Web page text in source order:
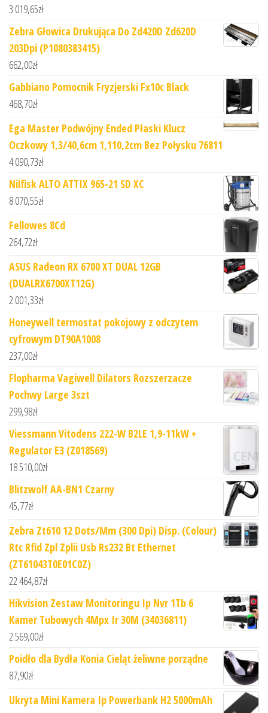
3 019,65zł
Zebra Głowica Drukująca Do Zd420D Zd620D
203Dpi (P1080383415)
662,00zł
Gabbiano Pomocnik Fryzjerski Fx10c Black
468,70zł
Ega Master Podwójny Ended Płaski Klucz
Oczkowy 1,3/40,6cm 1,110,2cm Bez Połysku 76811
4 090,73zł
Nilfisk ALTO ATTIX 965-21 SD XC
8 070,55zł
Fellowes 8Cd
264,72zł
ASUS Radeon RX 6700 XT DUAL 12GB
(DUALRX6700XT12G)
2 001,33zł
Honeywell termostat pokojowy z odczytem
cyfrowym DT90A1008
237,00zł
Flopharma Vagiwell Dilators Rozszerzacze
Pochwy Large 3szt
299,98zł
Viessmann Vitodens 222-W B2LE 1,9-11kW +
Regulator E3 (Z018569)
18 510,00zł
Blitzwolf AA-BN1 Czarny
45,77zł
Zebra Zt610 12 Dots/Mm (300 Dpi) Disp. (Colour)
Rtc Rfid Zpl Zplii Usb Rs232 Bt Ethernet
(ZT61043T0E01C0Z)
22 464,87zł
Hikvision Zestaw Monitoringu Ip Nvr 1Tb 6
Kamer Tubowych 4Mpx Ir 30M (34036811)
2 569,00zł
Poidło dla Bydła Konia Cieląt żeliwne porządne
87,90zł
Ukryta Mini Kamera Ip Powerbank H2 5000mAh